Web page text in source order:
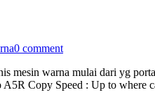
0 comment
mesin warna mulai dari yg
Copy Speed : Up to where